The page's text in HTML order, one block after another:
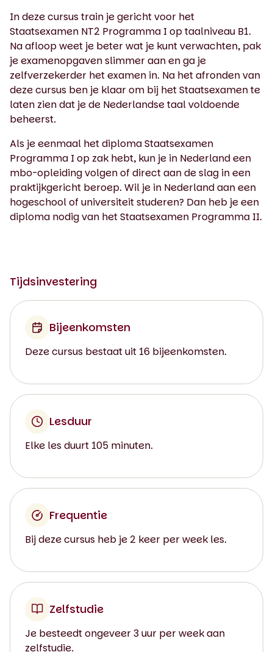
In deze cursus train je gericht voor het
Staatsexamen NT2 Programma I op taalniveau B1.
Na afloop weet je beter wat je kunt verwachten, pak
je examenopgaven slimmer aan en ga je
zelfverzekerder het examen in. Na het afronden van
deze cursus ben je klaar om bij het Staatsexamen te
laten zien dat je de Nederlandse taal voldoende
beheerst.
Als je eenmaal het diploma Staatsexamen
Programma I op zak hebt, kun je in Nederland een
mbo-opleiding volgen of direct aan de slag in een
praktijkgericht beroep. Wil je in Nederland aan een
hogeschool of universiteit studeren? Dan heb je een
diploma nodig van het Staatsexamen Programma II.
Tijdsinvestering
Bijeenkomsten
Deze cursus bestaat uit 16 bijeenkomsten.
Lesduur
Elke les duurt 105 minuten.
Frequentie
Bij deze cursus heb je 2 keer per week les.
Zelfstudie
Je besteedt ongeveer 3 uur per week aan
zelfstudie.